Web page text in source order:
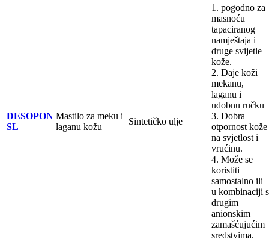
DESOPON
SL
Mastilo za meku i
laganu kožu
Sintetičko ulje
1. pogodno za
masnoću
tapaciranog
namještaja i
druge svijetle
kože.
2. Daje koži
mekanu,
laganu i
udobnu ručku
3. Dobra
otpornost kože
na svjetlost i
vrućinu.
4. Može se
koristiti
samostalno ili
u kombinaciji s
drugim
anionskim
zamašćujućim
sredstvima.